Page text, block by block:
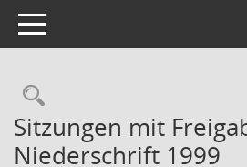
Toggle navigation
Rechercheauswahl
Sitzungen mit
Niederschrift 1999